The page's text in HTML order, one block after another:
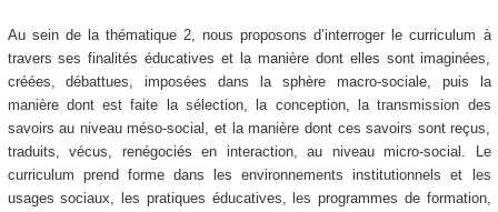
Au sein de la thématique 2, nous proposons d’interroger le curriculum à
travers ses finalités éducatives et la manière dont elles sont imaginées,
créées, débattues, imposées dans la sphère macro-sociale, puis la
manière dont est faite la sélection, la conception, la transmission des
savoirs au niveau méso-social, et la manière dont ces savoirs sont reçus,
traduits, vécus, renégociés en interaction, au niveau micro-social. Le
curriculum prend forme dans les environnements institutionnels et les
usages sociaux, les pratiques éducatives, les programmes de formation,